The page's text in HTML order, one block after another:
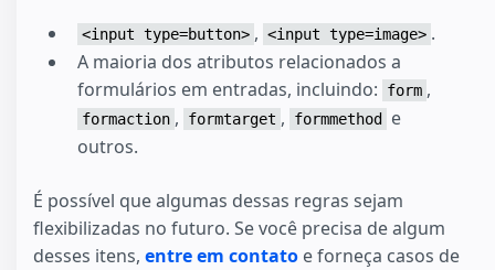
<input type=button> , <input type=image> .
A maioria dos atributos relacionados a
formulários em entradas, incluindo:
form ,
formaction , formtarget , formmethod
e
outros.
É possível que algumas dessas regras sejam
flexibilizadas no futuro. Se você precisa de algum
desses itens, entre em contato e forneça casos de